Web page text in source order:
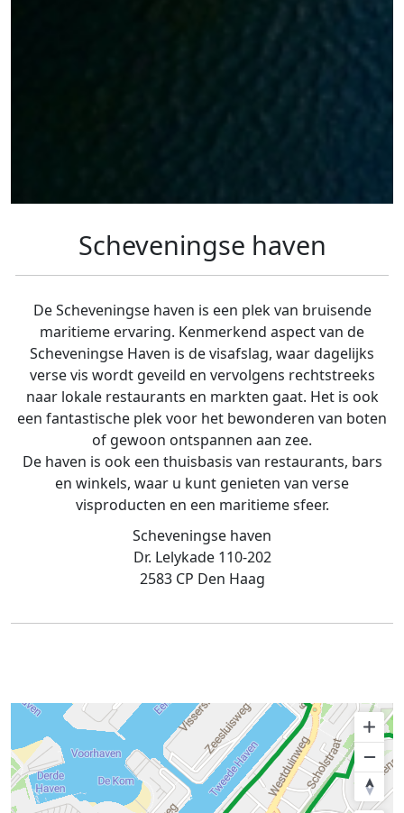
Scheveningse haven
De Scheveningse haven is een plek van bruisende
maritieme ervaring. Kenmerkend aspect van de
Scheveningse Haven is de visafslag, waar dagelijks
verse vis wordt geveild en vervolgens rechtstreeks
naar lokale restaurants en markten gaat. Het is ook
een fantastische plek voor het bewonderen van boten
of gewoon ontspannen aan zee.
De haven is ook een thuisbasis van restaurants, bars
en winkels, waar u kunt genieten van verse
visproducten en een maritieme sfeer.
Scheveningse haven
Dr. Lelykade 110-202
2583 CP Den Haag